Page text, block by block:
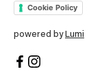
Cookie Policy
powered by Lumi